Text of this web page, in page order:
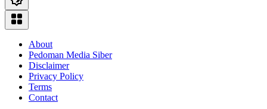
About
Pedoman Media Siber
Disclaimer
Privacy Policy
Terms
Contact